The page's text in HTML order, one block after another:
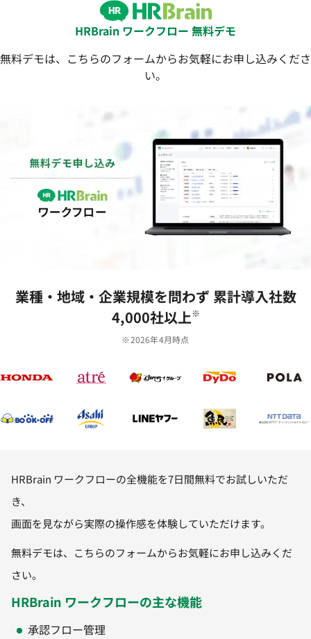
HRBrain ワークフロー 無料デモ
無料デモは、こちらのフォームからお気軽にお申し込みくださ
い。
業種‧地域‧企業規模を問わず 累計導⼊社数
4,000社以上※
※2026年4月時点
HRBrain ワークフローの全機能を7日間無料でお試しいただ
き、
画面を見ながら実際の操作感を体験していただけます。
無料デモは、こちらのフォームからお気軽にお申し込みくだ
さい。
HRBrain ワークフローの主な機能
承認フロー管理